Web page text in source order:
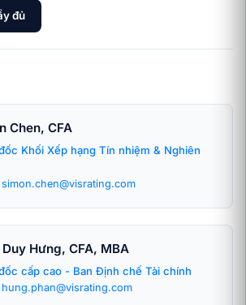
đủ
Chen, CFA
Khối Xếp hạng Tín nhiệm & Nghiên
simon.chen@visrating.com
Duy Hưng, CFA, MBA
cấp cao - Ban Định chế Tài chính
hung.phan@visrating.com